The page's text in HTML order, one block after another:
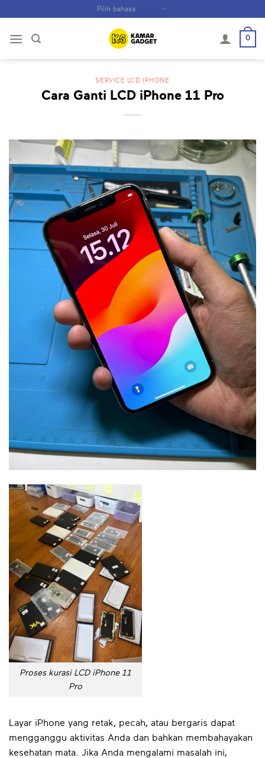
content
0
SERVICE LCD IPHONE
Cara Ganti LCD iPhone 11 Pro
Proses kurasi LCD iPhone 11
Pro
Layar iPhone yang retak, pecah, atau bergaris dapat
mengganggu aktivitas Anda dan bahkan membahayakan
kesehatan mata. Jika Anda mengalami masalah ini,